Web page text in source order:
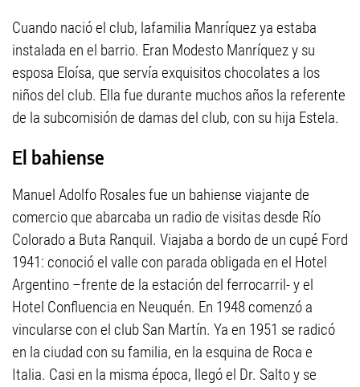
Cuando nació el club, lafamilia Manríquez ya estaba
instalada en el barrio. Eran Modesto Manríquez y su
esposa Eloísa, que servía exquisitos chocolates a los
niños del club. Ella fue durante muchos años la referente
de la subcomisión de damas del club, con su hija Estela.
El bahiense
Manuel Adolfo Rosales fue un bahiense viajante de
comercio que abarcaba un radio de visitas desde Río
Colorado a Buta Ranquil. Viajaba a bordo de un cupé Ford
1941: conoció el valle con parada obligada en el Hotel
Argentino –frente de la estación del ferrocarril- y el
Hotel Confluencia en Neuquén. En 1948 comenzó a
vincularse con el club San Martín. Ya en 1951 se radicó
en la ciudad con su familia, en la esquina de Roca e
Italia. Casi en la misma época, llegó el Dr. Salto y se